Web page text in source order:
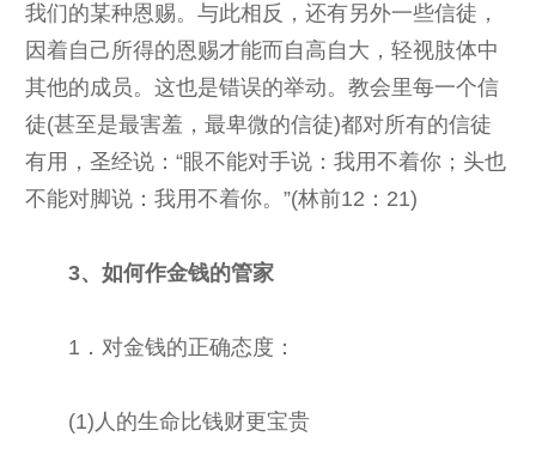
我们的某种恩赐。与此相反，还有另外一些信徒，
因着自己所得的恩赐才能而自高自大，轻视肢体中
其他的成员。这也是错误的举动。教会里每一个信
徒(甚至是最害羞，最卑微的信徒)都对所有的信徒
有用，圣经说：“眼不能对手说：我用不着你；头也
不能对脚说：我用不着你。”(林前12：21)
3、如何作金钱的管家
1．对金钱的正确态度：
(1)人的生命比钱财更宝贵